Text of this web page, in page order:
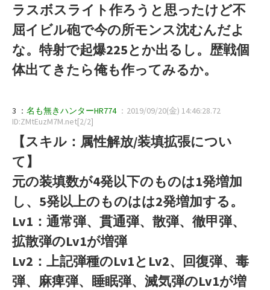
ラスボスライト作ろうと思ったけど不
屈イビル砲で今の所モンス沈むんだよ
な。特射で起爆225とか出るし。歴戦個
体出てきたら俺も作ってみるか。
3 ： 名も無きハンターHR774 ：2019/09/20(金) 14:46:28.72
ID:ZMtEuzM7M.net[2/2]
【スキル：属性解放/装填拡張につい
て】
元の装填数が4発以下のものは1発増加
し、5発以上のものはは2発増加する。
Lv1：通常弾、貫通弾、散弾、徹甲弾、
拡散弾のLv1が増弾
Lv2：上記弾種のLv1とLv2、回復弾、毒
弾、麻痺弾、睡眠弾、滅気弾のLv1が増